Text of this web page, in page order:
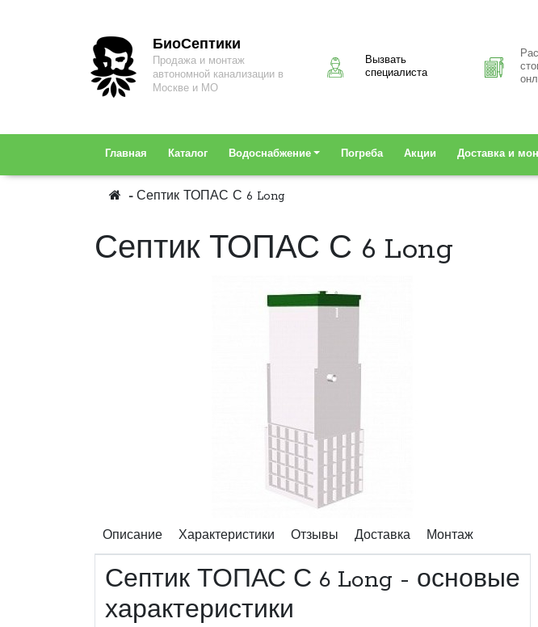
БиоСептики
Продажа и монтаж
автономной канализации в
Москве и МО
Вызвать
специалиста
Главная Каталог Водоснабжение Погреба Акции Доставка и
Септик ТОПАС С 6 Long
Септик ТОПАС С 6 Long
Описание Характеристики Отзывы Доставка Монтаж
Септик ТОПАС С 6 Long - основые
характеристики